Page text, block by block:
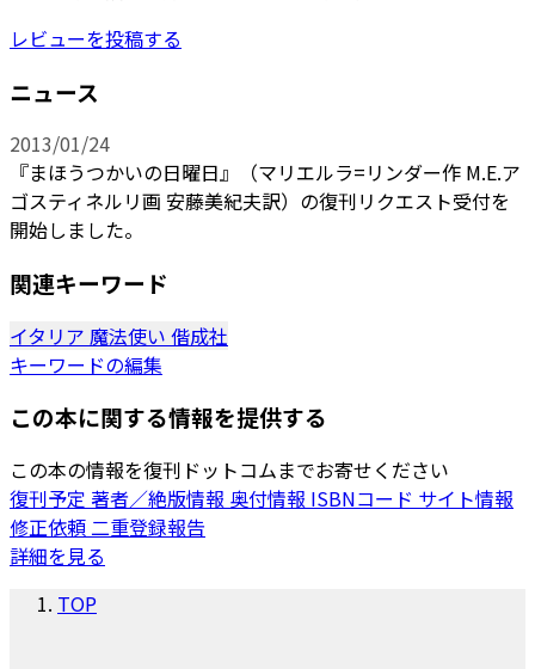
レビューを投稿する
ニュース
2013/01/24
『まほうつかいの日曜日』（マリエルラ=リンダー作 M.E.ア
ゴスティネルリ画 安藤美紀夫訳）の復刊リクエスト受付を
開始しました。
関連キーワード
イタリア 魔法使い 偕成社
キーワードの編集
この本に関する情報を提供する
この本の情報を復刊ドットコムまでお寄せください
復刊予定 著者／絶版情報 奥付情報 ISBNコード サイト情報
修正依頼二重登録報告
詳細を見る
TOP